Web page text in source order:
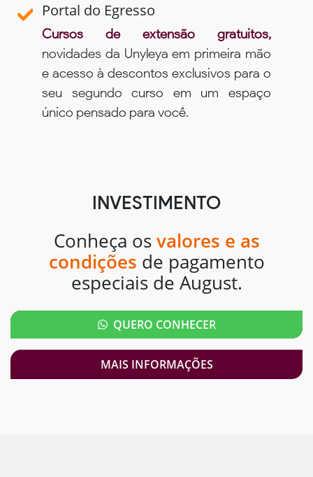
Portal do Egresso
Cursos de extensão gratuitos,
novidades da Unyleya em primeira mão
e acesso à descontos exclusivos para o
seu segundo curso em um espaço
único pensado para você.
INVESTIMENTO
Conheça os valores e as
condições de pagamento
especiais de August.
QUERO CONHECER
MAIS INFORMAÇÕES